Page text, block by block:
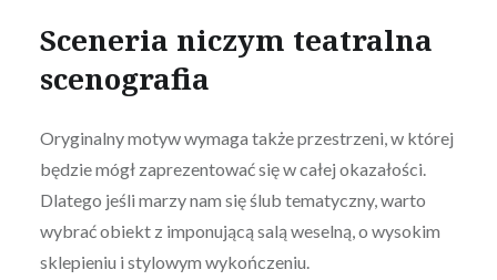
Sceneria niczym teatralna
scenografia
Oryginalny motyw wymaga także przestrzeni, w której
będzie mógł zaprezentować się w całej okazałości.
Dlatego jeśli marzy nam się ślub tematyczny, warto
wybrać obiekt z imponującą salą weselną, o wysokim
sklepieniu i stylowym wykończeniu.